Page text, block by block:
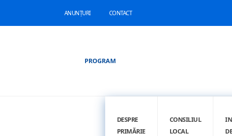
ANUNȚURI CONTACT
PROGRAM
DESPRE
PRIMĂRIE
CONSILIUL
LOCAL